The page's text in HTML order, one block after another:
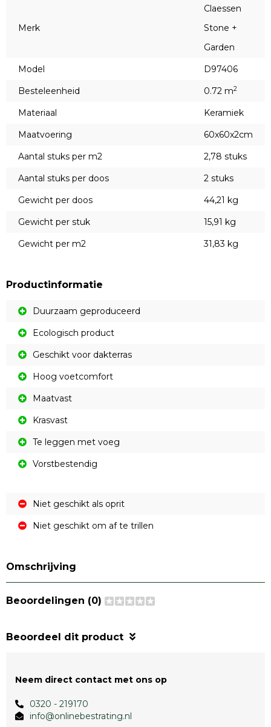
Merk
Claessen
Stone +
Garden
Model
D97406
Besteleenheid
0.72 m2
Materiaal
Keramiek
Maatvoering
60x60x2cm
Aantal stuks per m2
2,78 stuks
Aantal stuks per doos
2 stuks
Gewicht per doos
44,21 kg
Gewicht per stuk
15,91 kg
Gewicht per m2
31,83 kg
Productinformatie
Duurzaam geproduceerd
Ecologisch product
Geschikt voor dakterras
Hoog voetcomfort
Maatvast
Krasvast
Te leggen met voeg
Vorstbestendig
Niet geschikt als oprit
Niet geschikt om af te trillen
Omschrijving
Beoordelingen (0)
Beoordeel dit product
Neem direct contact met ons op
0320 - 219170
info@onlinebestrating.nl